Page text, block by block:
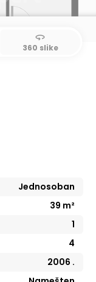
360
360 slike
Jednosoban
39 m²
1
4
2006 .